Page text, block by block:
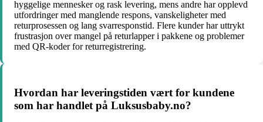
hyggelige mennesker og rask levering, mens andre har opplevd
utfordringer med manglende respons, vanskeligheter med
returprosessen og lang svarresponstid. Flere kunder har uttrykt
frustrasjon over mangel på returlapper i pakkene og problemer
med QR-koder for returregistrering.
Hvordan har leveringstiden vært for kundene
som har handlet på Luksusbaby.no?